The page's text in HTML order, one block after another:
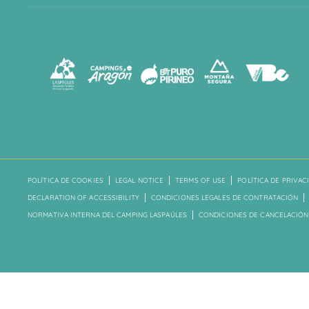
POLÍTICA DE COOKIES LEGAL NOTICE TERMS OF USE
POLÍTICA DE
DECLARATION OF ACCESSIBILITY
CONDICIONES LEGALES DE CONTRATACIÓN
NORMATIVA INTERNA DEL CAMPING LASPAÚLES
CONDICIONES DE CANCELACIÓN